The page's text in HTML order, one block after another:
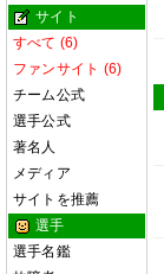
サイト
すべて (6)
ファンサイト (6)
チーム公式
選手公式
著名人
メディア
サイトを推薦
選手
選手名鑑